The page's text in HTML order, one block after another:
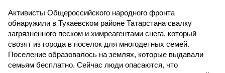
Активисты Общероссийского народного фронта
обнаружили в Тукаевском районе Татарстана свалку
загрязненного песком и химреагентами снега, который
свозят из города в поселок для многодетных семей.
Поселение образовалось на землях, которые выдавали
семьям бесплатно. Сейчас люди опасаются, что